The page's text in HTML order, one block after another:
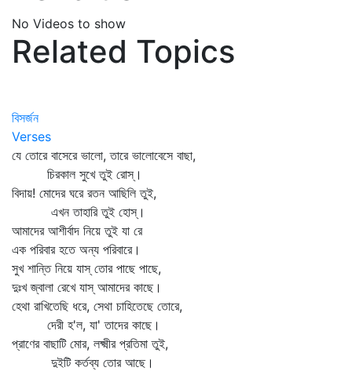
No Videos to show
Related Topics
বিসর্জন
Verses
যে তোরে বাসেরে ভালো, তারে ভালোবেসে বাছা,
চিরকাল সুখে তুই রোস্‌।
বিদায়! মোদের ঘরে রতন আছিলি তুই,
এখন তাহারি তুই হোস্‌।
আমাদের আশীর্বাদ নিয়ে তুই যা রে
এক পরিবার হতে অন্য পরিবারে।
সুখ শান্তি নিয়ে যাস্‌ তোর পাছে পাছে,
দুঃখ জ্বালা রেখে যাস্‌ আমাদের কাছে।
হেথা রাখিতেছি ধরে, সেথা চাহিতেছে তোরে,
দেরী হ'ল, যা' তাদের কাছে।
প্রাণের বাছাটি মোর, লক্ষ্মীর প্রতিমা তুই,
দুইটি কর্তব্য তোর আছে।